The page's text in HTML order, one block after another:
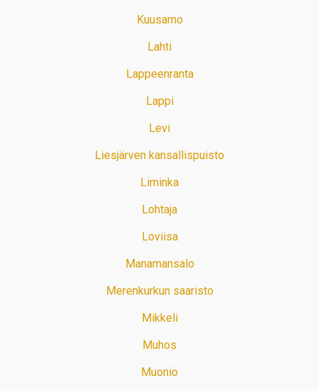
Kuusamo
Lahti
Lappeenranta
Lappi
Levi
Liesjärven kansallispuisto
Liminka
Lohtaja
Loviisa
Manamansalo
Merenkurkun saaristo
Mikkeli
Muhos
Muonio